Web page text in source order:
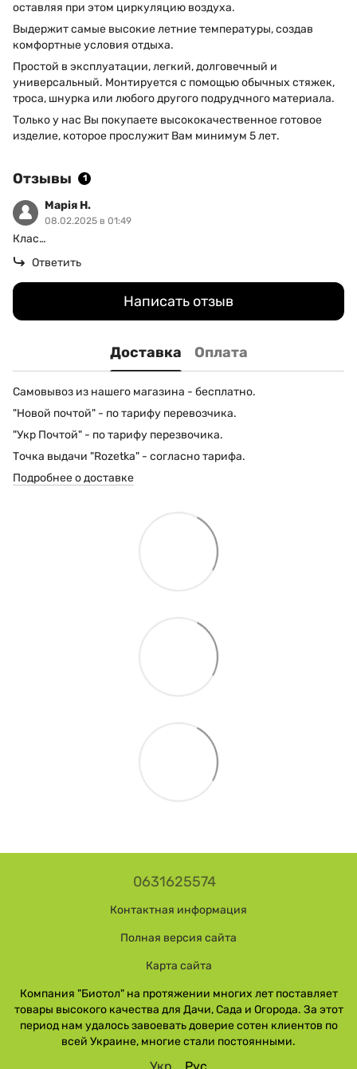
оставляя при этом циркуляцию воздуха.
Выдержит самые высокие летние температуры, создав
комфортные условия отдыха.
Простой в эксплуатации, легкий, долговечный и
универсальный. Монтируется с помощью обычных стяжек,
троса, шнурка или любого другого подрудчного материала.
Только у нас Вы покупаете высококачественное готовое
изделие, которое прослужит Вам минимум 5 лет.
Отзывы 1
Марія Н.
08.02.2025 в 01:49
Клас…
Ответить
Написать отзыв
Доставка Оплата
Самовывоз из нашего магазина - бесплатно.
"Новой почтой" - по тарифу перевозчика.
"Укр Почтой" - по тарифу перезвочика.
Точка выдачи "Rozetka" - согласно тарифа.
Подробнее о доставке
0631625574
Контактная информация
Полная версия сайта
Карта сайта
Компания "Биотол" на протяжении многих лет поставляет
товары высокого качества для Дачи, Сада и Огорода. За этот
период нам удалось завоевать доверие сотен клиентов по
всей Украине, многие стали постоянными.